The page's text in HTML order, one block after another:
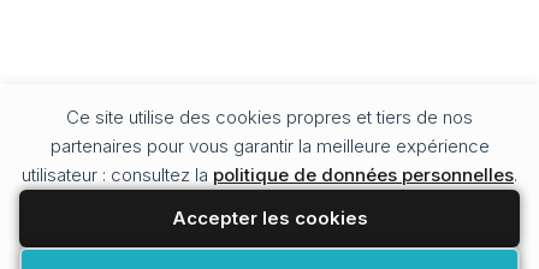
Ce site utilise des cookies propres et tiers de nos
partenaires pour vous garantir la meilleure expérience
utilisateur : consultez la politique de données personnelles.
Accepter les cookies